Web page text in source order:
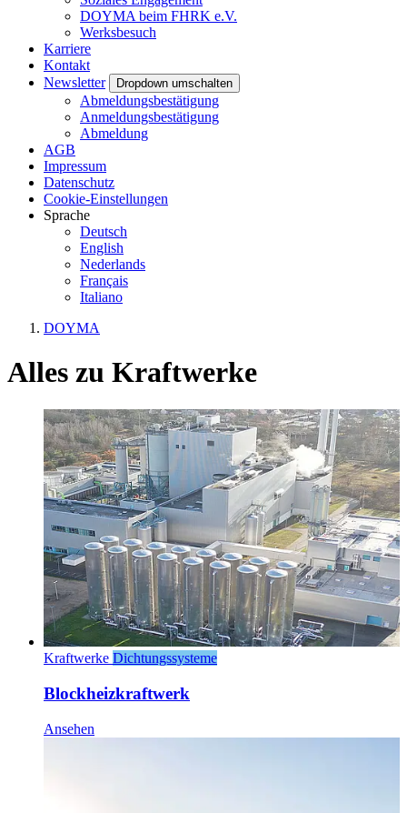
DOYMA beim FHRK e.V.
Werksbesuch
Karriere
Kontakt
Newsletter
Dropdown umschalten
Abmeldungsbestätigung
Anmeldungsbestätigung
Abmeldung
AGB
Impressum
Datenschutz
Cookie-Einstellungen
Sprache
Deutsch
English
Nederlands
Français
Italiano
DOYMA
Alles zu Kraftwerke
Kraftwerke Dichtungssysteme
Blockheizkraftwerk
Ansehen